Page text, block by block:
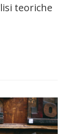
teoriche